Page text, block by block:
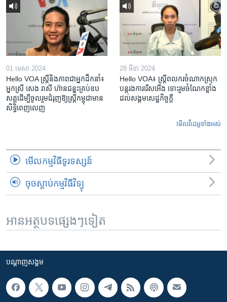
01 មេសា 2024
Hello VOA ស្ត្រីនិងភាពជាអ្នកដឹកនាំ៖
អ្នកស្រី សេង រាសី ហ៊ានជន្នះគ្រប់ឧប
សគ្គដើម្បីចូលរួមជំរុញឱ្យស្រ្តីកម្ពុជាមាន
សិទ្ធិពេញលេញ
28 មីនា 2024
Hello VOA៖ ស្រ្តីពលករចំណាកស្រុក
បន្តរងការរើសអើង ទោះរួមចំណែកខ្លាំង
ដល់សង្គមសេដ្ឋកិច្ចក្តី
មើល​វីដេអូ​ទាំង​អស់
មើល​កម្មវិធី​ទូរទស្សន៍
ចុចស្តាប់កម្មវិធីវិទ្យុ
អានអត្ថបទផ្សេងៗទៀត
បណ្តាញ​សង្គម